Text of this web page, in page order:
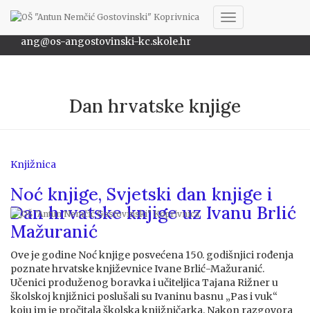
048/622-172
ang@os-angostovinski-kc.skole.hr
Toggle
Dan hrvatske knjige
Knjižnica
Noć knjige, Svjetski dan knjige i
Dan hrvatske knjige uz Ivanu Brlić
Mažuranić
Ove je godine Noć knjige posvećena 150. godišnjici rođenja
poznate hrvatske književnice Ivane Brlić-Mažuranić.
Učenici produženog boravka i učiteljica Tajana Rižner u
školskoj knjižnici poslušali su Ivaninu basnu „Pas i vuk“
koju im je pročitala školska knjižničarka. Nakon razgovora